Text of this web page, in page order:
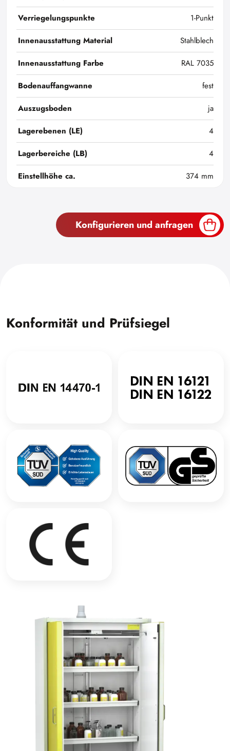
Verriegelungspunkte
1-Punkt
Innenausstattung Material
Stahlblech
Innenausstattung Farbe
RAL 7035
Bodenauffangwanne
fest
Auszugsboden
ja
Lagerebenen (LE)
4
Lagerbereiche (LB)
4
Einstellhöhe ca.
374 mm
Konfigurieren und anfragen
Konformität und Prüfsiegel